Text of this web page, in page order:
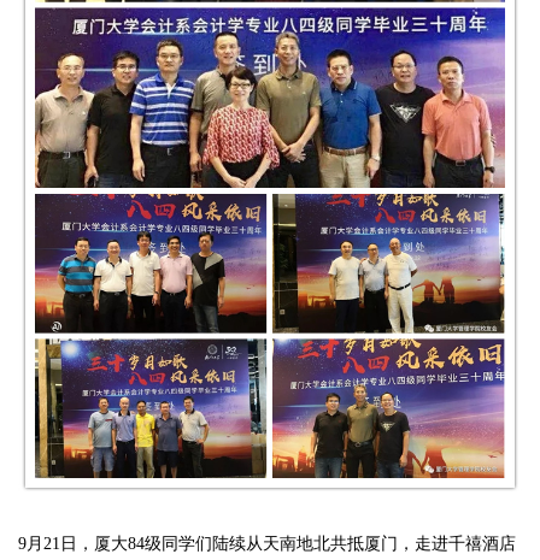
9月21日，厦大84级同学们陆续从天南地北共抵厦门，走进千禧酒店